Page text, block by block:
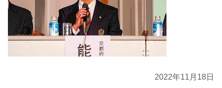
2022年11月18日